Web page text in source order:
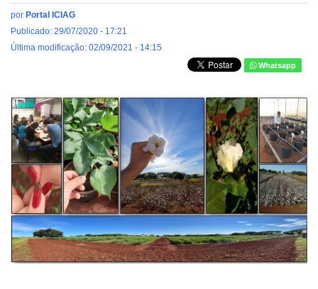
por Portal ICIAG
Publicado: 29/07/2020 - 17:21
Última modificação: 02/09/2021 - 14:15
Whatsapp